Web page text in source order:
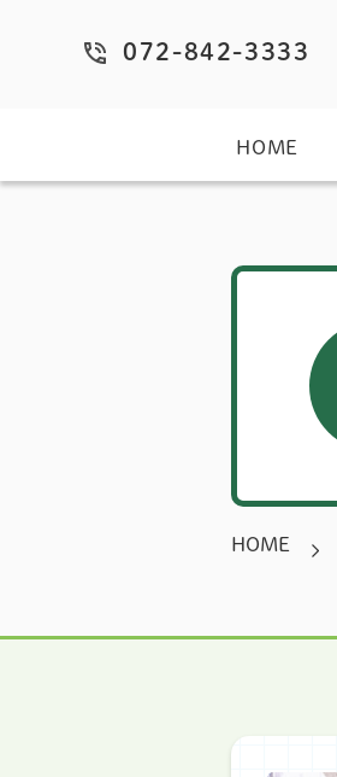
072-842-3333
HOME
HOME